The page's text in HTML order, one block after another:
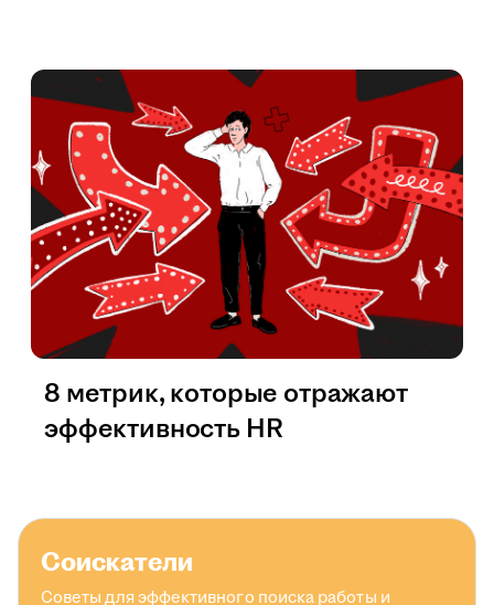
8 метрик, которые отражают
эффективность HR
Соискатели
Советы для эффективного поиска работы и